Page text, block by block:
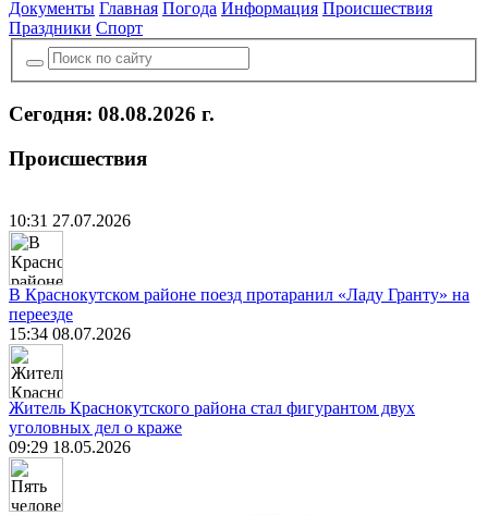
Документы Главная Погода Информация Происшествия
Праздники Спорт
Сегодня: 08.08.2026 г.
Происшествия
10:31 27.07.2026
В Краснокутском районе поезд протаранил «Ладу Гранту» на
переезде
15:34 08.07.2026
Житель Краснокутского района стал фигурантом двух
уголовных дел о краже
09:29 18.05.2026